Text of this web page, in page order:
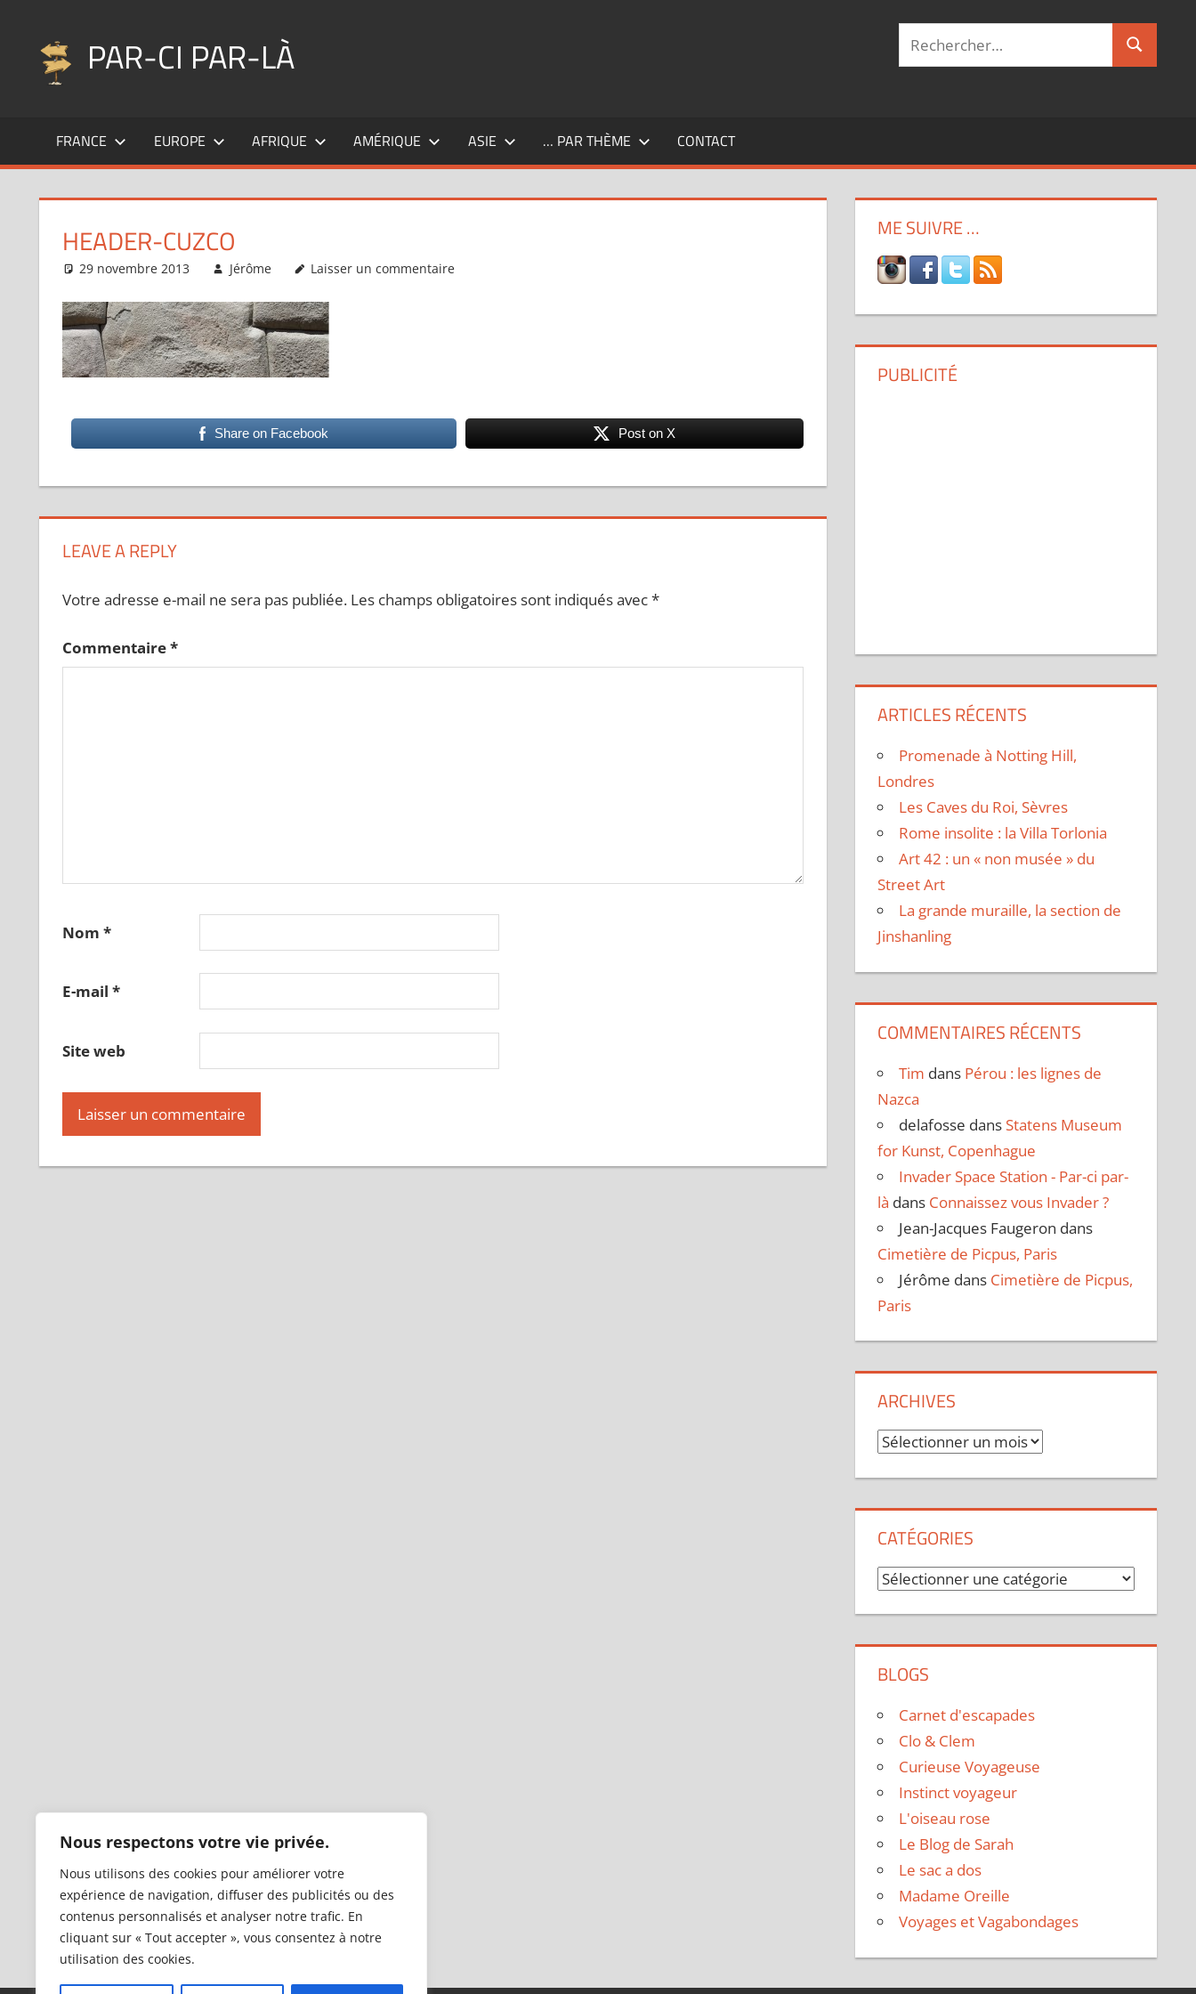
Nous respectons votre vie privée.
Nous utilisons des cookies pour améliorer votre
expérience de navigation, diffuser des publicités ou des
contenus personnalisés et analyser notre trafic. En
cliquant sur « Tout accepter », vous consentez à notre
utilisation des cookies.
contenu
PAR-CI PAR-LÀ
fil
pérégrinations
Recherche
FRANCE EUROPE AFRIQUE AMÉRIQUE ASIE … PAR THÈME CONTACT
HEADER-CUZCO
29 novembre 2013 Jérôme Laisser un commentaire
Share on Facebook Post on X
LEAVE A REPLY
Votre adresse e-mail ne sera pas publiée. Les champs obligatoires sont indiqués avec*
Commentaire*
Nom *
E-mail *
Site web
ME SUIVRE …
PUBLICITÉ
ARTICLES RÉCENTS
Promenade à Notting Hill,
Londres
Les Caves du Roi, Sèvres
Rome insolite : la Villa Torlonia
Art 42 : un « non musée » du
Street Art
La grande muraille, la section de
Jinshanling
COMMENTAIRES RÉCENTS
Tim dans Pérou : les lignes de
Nazca
delafosse dans Statens Museum
for Kunst, Copenhague
Invader Space Station - Par-ci par-
là dans Connaissez vous Invader ?
Jean-Jacques Faugeron dans
Cimetière de Picpus, Paris
Jérôme dans Cimetière de Picpus,
Paris
ARCHIVES
Archives
CATÉGORIES
Catégories
BLOGS
Carnet d'escapades
Clo & Clem
Curieuse Voyageuse
Instinct voyageur
L'oiseau rose
Le Blog de Sarah
Le sac a dos
Madame Oreille
Voyages et Vagabondages